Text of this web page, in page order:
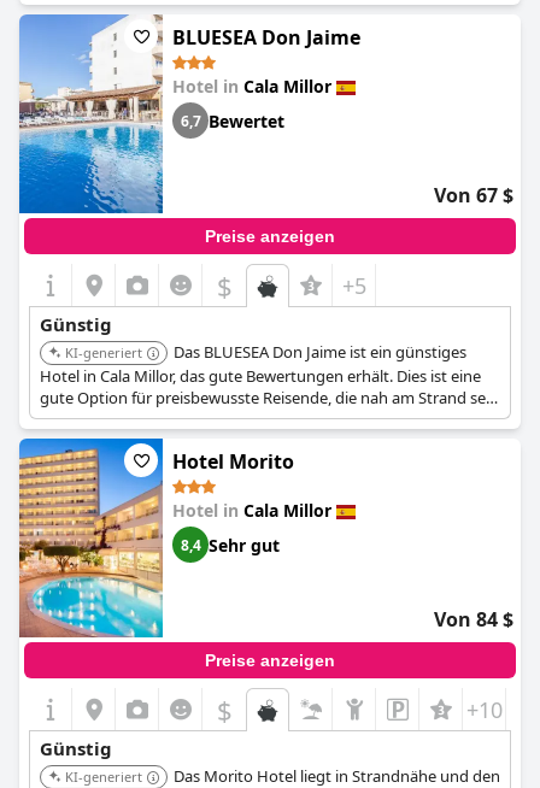
BLUESEA Don Jaime
Hotel in Cala Millor
6,7 Bewertet
Von 67 $
Preise anzeigen
$ +5
Günstig
KI-generiert
Das BLUESEA Don Jaime ist ein günstiges
Hotel in Cala Millor, das gute Bewertungen erhält. Dies ist eine
gute Option für preisbewusste Reisende, die nah am Strand sein
möchten.
Hotel Morito
Hotel in Cala Millor
8,4 Sehr gut
Von 84 $
Preise anzeigen
$ +10
Günstig
KI-generiert
Das Morito Hotel liegt in Strandnähe und den